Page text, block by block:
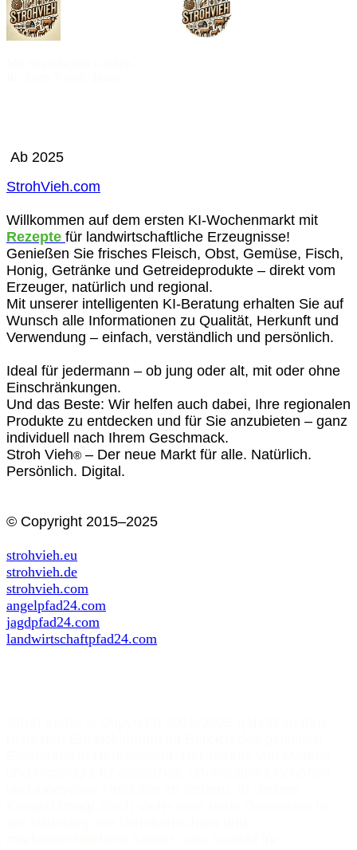
Ab 2025
StrohVieh.com
Willkommen auf dem ersten KI-Wochenmarkt mit
Rezepte für landwirtschaftliche Erzeugnisse!
Genießen Sie frisches Fleisch, Obst, Gemüse, Fisch,
Honig, Getränke und Getreideprodukte – direkt vom
Erzeuger, natürlich und regional.
Mit unserer intelligenten KI-Beratung erhalten Sie auf
Wunsch alle Informationen zu Qualität, Herkunft und
Verwendung – einfach, verständlich und persönlich.
Ideal für jedermann – ob jung oder alt, mit oder ohne
Einschränkungen.
Und das Beste: Wir helfen auch dabei, Ihre regionalen
Produkte zu entdecken und für Sie anzubieten – ganz
individuell nach Ihrem Geschmack.
Stroh Vieh® – Der neue Markt für alle. Natürlich.
Persönlich. Digital.
© Copyright 2015–2025
strohvieh.eu
strohvieh.de
strohvieh.com
angelpfad24.com
jagdpfad24.com
landwirtschaftpfad24.com